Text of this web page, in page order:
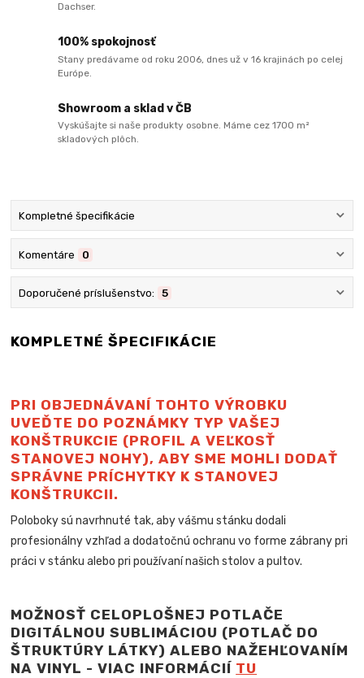
Dachser.
100% spokojnosť
Stany predávame od roku 2006, dnes už v 16 krajinách po celej
Európe.
Showroom a sklad v ČB
Vyskúšajte si naše produkty osobne. Máme cez 1700 m²
skladových plôch.
Kompletné špecifikácie
Komentáre 0
Doporučené príslušenstvo: 5
KOMPLETNÉ ŠPECIFIKÁCIE
PRI OBJEDNÁVANÍ TOHTO VÝROBKU
UVEĎTE DO POZNÁMKY TYP VAŠEJ
KONŠTRUKCIE (PROFIL A VEĽKOSŤ
STANOVEJ NOHY), ABY SME MOHLI DODAŤ
SPRÁVNE PRÍCHYTKY K STANOVEJ
KONŠTRUKCII.
Poloboky sú navrhnuté tak, aby vášmu stánku dodali
profesionálny vzhľad a dodatočnú ochranu vo forme zábrany pri
práci v stánku alebo pri používaní našich stolov a pultov.
MOŽNOSŤ CELOPLOŠNEJ POTLAČE
DIGITÁLNOU SUBLIMÁCIOU (POTLAČ DO
ŠTRUKTÚRY LÁTKY) ALEBO NAŽEHĽOVANÍM
NA VINYL - VIAC INFORMÁCIÍ TU